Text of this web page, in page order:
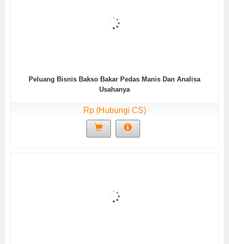
Peluang Bisnis Bakso Bakar Pedas Manis Dan Analisa
Usahanya
Rp (Hubungi CS)